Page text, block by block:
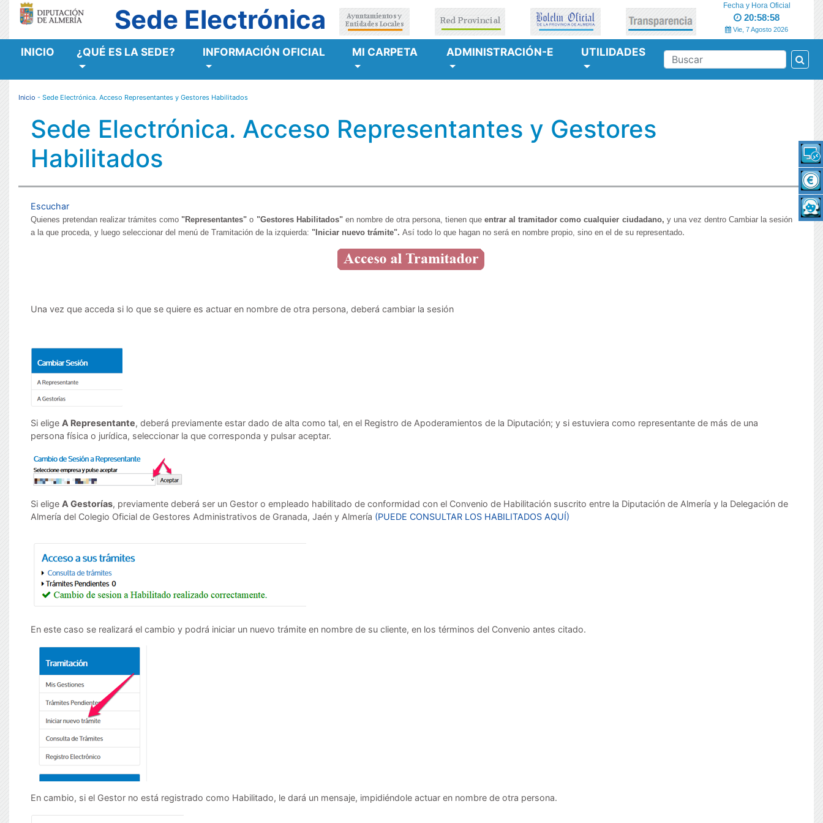
Sede Electrónica Fecha y Hora Oficial
20:58:59
Vie, 7 Agosto 2026
MENÚ RESPONSIVE
INICIO ¿QUÉ ES LA SEDE? INFORMACIÓN OFICIAL MI CARPETA ADMINISTRACIÓN-E UTILIDADES
BUSCAR
Inicio - Sede Electrónica. Acceso Representantes y Gestores Habilitados
Sede Electrónica. Acceso Representantes y Gestores
Habilitados
Escuchar
Quienes pretendan realizar trámites como "Representantes"o "Gestores Habilitados" en nombre de otra persona, tienen queentrar al tramitador como cualquier ciudadano, y una vez dentro Cambiar la sesión
a la que proceda, y luego seleccionar del menú de Tramitación de la izquierda: "Iniciar nuevo trámite". Así todo lo que hagan no será en nombre propio, sino en el de su representado.
Una vez que acceda si lo que se quiere es actuar en nombre de otra persona, deberá cambiar la sesión
Si elige A Representante, deberá previamente estar dado de alta como tal, en el Registro de Apoderamientos de la Diputación; y si estuviera como representante de más de una
persona física o jurídica, seleccionar la que corresponda y pulsar aceptar.
Si elige A Gestorías, previamente deberá ser un Gestor o empleado habilitado de conformidad con el Convenio de Habilitación suscrito entre la Diputación de Almería y la Delegación de
Almería del Colegio Oficial de Gestores Administrativos de Granada, Jaén y Almería (PUEDE CONSULTAR LOS HABILITADOS AQUÍ)
En este caso se realizará el cambio y podrá iniciar un nuevo trámite en nombre de su cliente, en los términos del Convenio antes citado.
En cambio, si el Gestor no está registrado como Habilitado, le dará un mensaje, impidiéndole actuar en nombre de otra persona.